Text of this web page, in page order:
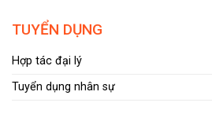
TUYỂN DỤNG
Hợp tác đại lý
Tuyển dụng nhân sự